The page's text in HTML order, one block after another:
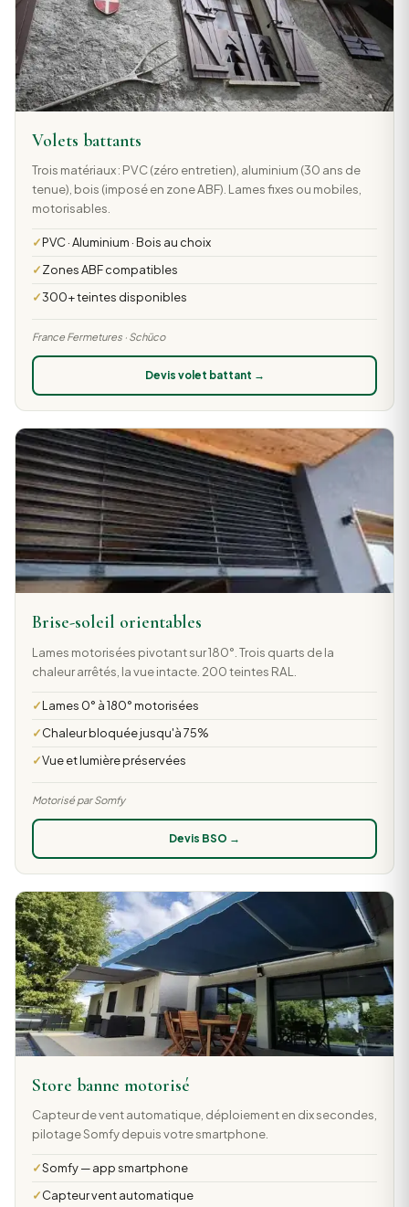
Volets battants
Trois matériaux : PVC (zéro entretien), aluminium (30 ans de
tenue), bois (imposé en zone ABF). Lames fixes ou mobiles,
motorisables.
PVC · Aluminium · Bois au choix
Zones ABF compatibles
300+ teintes disponibles
France Fermetures · Schüco
Devis volet battant →
Brise-soleil orientables
Lames motorisées pivotant sur 180°. Trois quarts de la
chaleur arrêtés, la vue intacte. 200 teintes RAL.
Lames 0° à 180° motorisées
Chaleur bloquée jusqu'à 75%
Vue et lumière préservées
Motorisé par Somfy
Devis BSO →
Store banne motorisé
Capteur de vent automatique, déploiement en dix secondes,
pilotage Somfy depuis votre smartphone.
Somfy — app smartphone
Capteur vent automatique